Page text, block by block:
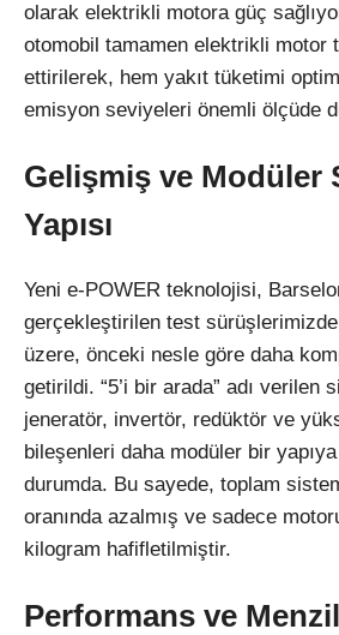
olarak elektrikli motora güç
otomobil tamamen elektrikli motor
ettirilerek, hem yakıt tüketimi
emisyon seviyeleri önemli ölçüde
Gelişmiş ve Modüler
Yapısı
Yeni e-POWER teknolojisi,
gerçekleştirilen test
üzere, önceki nesle göre daha
getirildi. “5’i bir arada” adı verilen
jeneratör, invertör, redüktör ve
bileşenleri daha modüler bir
durumda. Bu sayede, toplam
oranında azalmış ve sadece
kilogram hafifletilmiştir.
Performans ve Menzil